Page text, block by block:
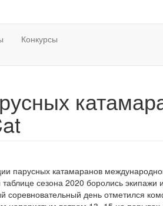
Конкурсы
парусных катамаранов
сезона 2020 боролись
день отметился